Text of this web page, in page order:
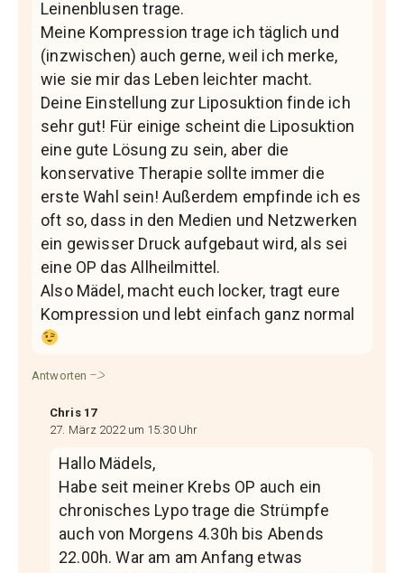
Leinenblusen trage.
Meine Kompression trage ich täglich und
(inzwischen) auch gerne, weil ich merke,
wie sie mir das Leben leichter macht.
Deine Einstellung zur Liposuktion finde ich
sehr gut! Für einige scheint die Liposuktion
eine gute Lösung zu sein, aber die
konservative Therapie sollte immer die
erste Wahl sein! Außerdem empfinde ich es
oft so, dass in den Medien und Netzwerken
ein gewisser Druck aufgebaut wird, als sei
eine OP das Allheilmittel.
Also Mädel, macht euch locker, tragt eure
Kompression und lebt einfach ganz normal
Antworten
Chris 17
27. März 2022 um 15:30 Uhr
Hallo Mädels,
Habe seit meiner Krebs OP auch ein
chronisches Lypo trage die Strümpfe
auch von Morgens 4.30h bis Abends
22.00h. War am am Anfang etwas